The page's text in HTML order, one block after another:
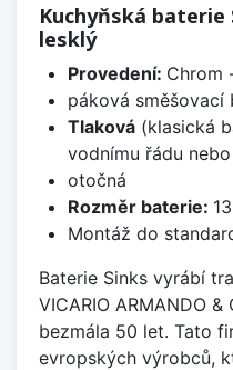
Kuchyňská
lesklý
Provedení: Chrom
páková směšovací
Tlaková(klasická
vodnímu řádu
otočná
Rozměr baterie:
Montáž do
Baterie Sinks vyrábí
VICARIO ARMANDO
bezmála 50 let. Tato
evropských výrobců,